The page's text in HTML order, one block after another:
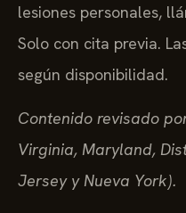
lesiones personales,
Solo con cita previa.
según disponibilidad.
Contenido revisado
Virginia, Maryland,
Jersey y Nueva York).